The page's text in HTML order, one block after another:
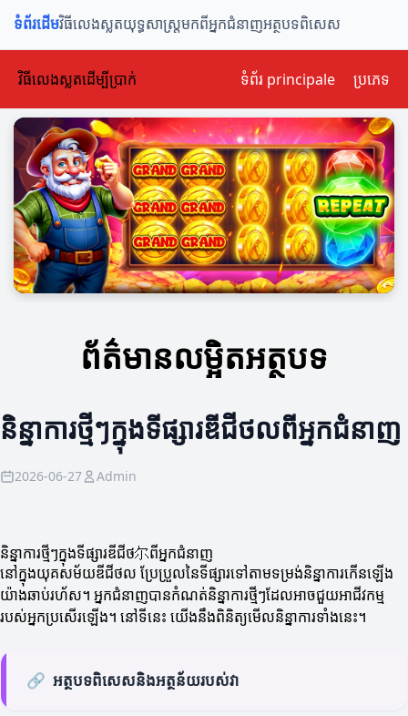
ទំព័រដើមវិធីលេងស្លតយុទ្ធសាស្ត្រមកពីអ្នកជំនាញអត្ថបទពិសេស
វិធីលេងស្លតដើម្បីប្រាក់ ទំព័រ principale ប្រភេទ
ព័ត៌មានលម្អិតអត្ថបទ
និន្នាការថ្មីៗក្នុងទីផ្សារឌីជីថលពីអ្នកជំនាញ
2026-06-27 Admin
និន្នាការថ្មីៗក្នុងទីផ្សារឌីជីថ尔ពីអ្នកជំនាញ
នៅក្នុងយុគសម័យឌីជីថល ប្រែប្រួលនៃទីផ្សារទៅតាមទម្រង់និន្នាការកើនឡើង
យ៉ាងឆាប់រហ័ស។ អ្នកជំនាញបានកំណត់និន្នាការថ្មីៗដែលអាចជួយអាជីវកម្ម
របស់អ្នកប្រសើរឡើង។ នៅទីនេះ យើងនឹងពិនិត្យមើលនិន្នាការទាំងនេះ។
🔗 អត្ថបទពិសេសនិងអត្ថន័យរបស់វា